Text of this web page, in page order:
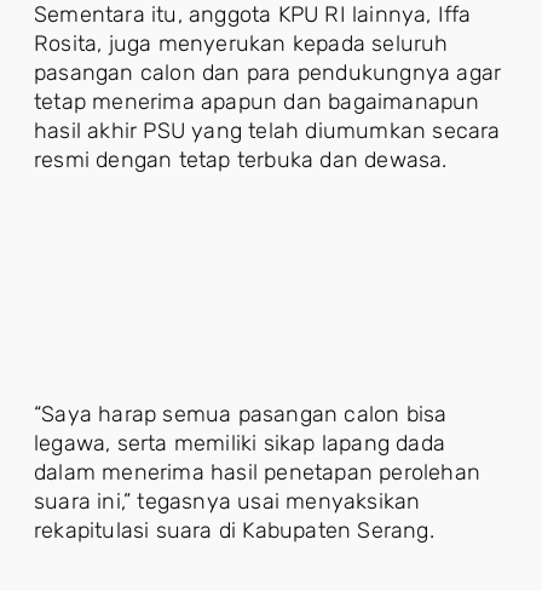
Sementara itu, anggota KPU RI lainnya, Iffa
Rosita, juga menyerukan kepada seluruh
pasangan calon dan para pendukungnya agar
tetap menerima apapun dan bagaimanapun
hasil akhir PSU yang telah diumumkan secara
resmi dengan tetap terbuka dan dewasa.
“Saya harap semua pasangan calon bisa
legawa, serta memiliki sikap lapang dada
dalam menerima hasil penetapan perolehan
suara ini,” tegasnya usai menyaksikan
rekapitulasi suara di Kabupaten Serang.